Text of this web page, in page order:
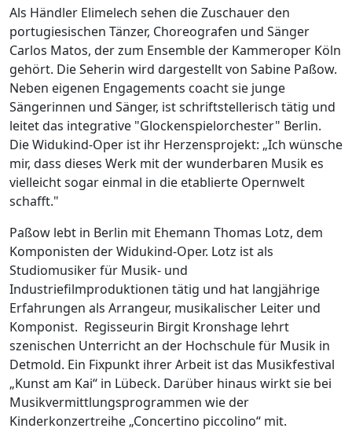
Als Händler Elimelech sehen die Zuschauer den
portugiesischen Tänzer, Choreografen und Sänger
Carlos Matos, der zum Ensemble der Kammeroper Köln
gehört. Die Seherin wird dargestellt von Sabine Paßow.
Neben eigenen Engagements coacht sie junge
Sängerinnen und Sänger, ist schriftstellerisch tätig und
leitet das integrative "Glockenspielorchester" Berlin.
Die Widukind-Oper ist ihr Herzensprojekt: „Ich wünsche
mir, dass dieses Werk mit der wunderbaren Musik es
vielleicht sogar einmal in die etablierte Opernwelt
schafft."
Paßow lebt in Berlin mit Ehemann Thomas Lotz, dem
Komponisten der Widukind-Oper. Lotz ist als
Studiomusiker für Musik- und
Industriefilmproduktionen tätig und hat langjährige
Erfahrungen als Arrangeur, musikalischer Leiter und
Komponist. Regisseurin Birgit Kronshage lehrt
szenischen Unterricht an der Hochschule für Musik in
Detmold. Ein Fixpunkt ihrer Arbeit ist das Musikfestival
„Kunst am Kai“ in Lübeck. Darüber hinaus wirkt sie bei
Musikvermittlungsprogrammen wie der
Kinderkonzertreihe „Concertino piccolino“ mit.